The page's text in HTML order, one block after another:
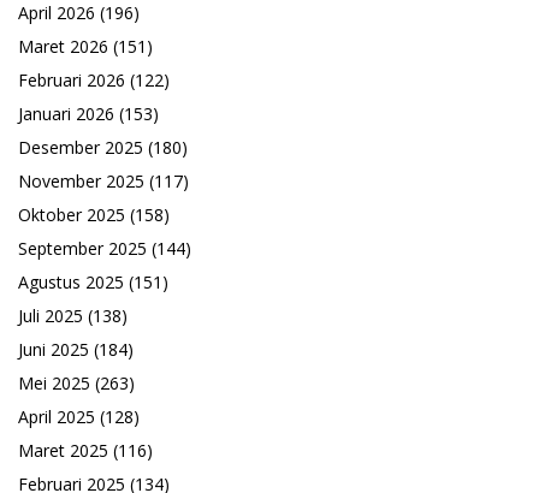
April 2026 (196)
Maret 2026 (151)
Februari 2026 (122)
Januari 2026 (153)
Desember 2025 (180)
November 2025 (117)
Oktober 2025 (158)
September 2025 (144)
Agustus 2025 (151)
Juli 2025 (138)
Juni 2025 (184)
Mei 2025 (263)
April 2025 (128)
Maret 2025 (116)
Februari 2025 (134)